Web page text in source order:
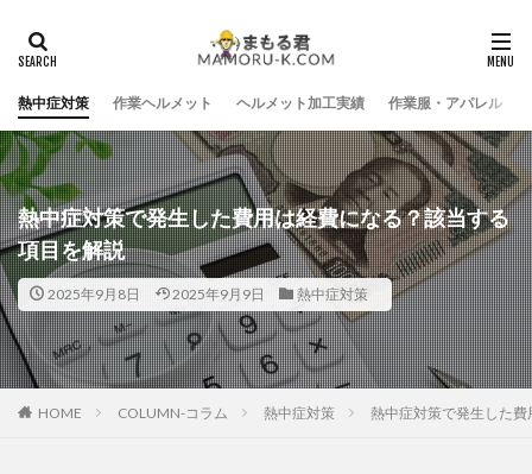
熱中症対策 作業ヘルメット ヘルメット加工実績 作業服・アパレル
熱中症対策で発生した費用は経費になる？該当する
項目を解説
2025年9月8日 2025年9月9日 熱中症対策
HOME COLUMN-コラム 熱中症対策 熱中症対策で発生した